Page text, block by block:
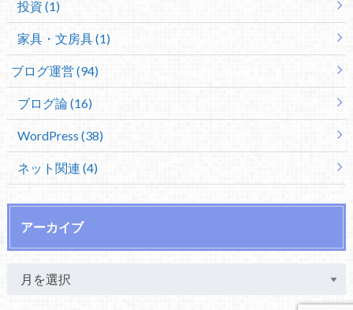
投資 (1)
家具・文房具 (1)
ブログ運営 (94)
ブログ論 (16)
WordPress (38)
ネット関連 (4)
アーカイブ